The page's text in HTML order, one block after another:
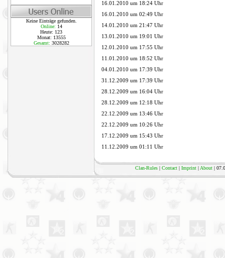
Keine Einträge gefunden.
Online: 14
Heute: 123
Monat: 13555
Gesamt: 3028282
16.01.2010 um 18:24 Uhr
16.01.2010 um 02:49 Uhr
14.01.2010 um 21:47 Uhr
13.01.2010 um 19:01 Uhr
12.01.2010 um 17:55 Uhr
11.01.2010 um 18:52 Uhr
04.01.2010 um 17:39 Uhr
31.12.2009 um 17:39 Uhr
28.12.2009 um 16:04 Uhr
28.12.2009 um 12:18 Uhr
22.12.2009 um 13:46 Uhr
22.12.2009 um 10:26 Uhr
17.12.2009 um 15:43 Uhr
11.12.2009 um 01:11 Uhr
Clan-Rules| Contact| Imprint| About|